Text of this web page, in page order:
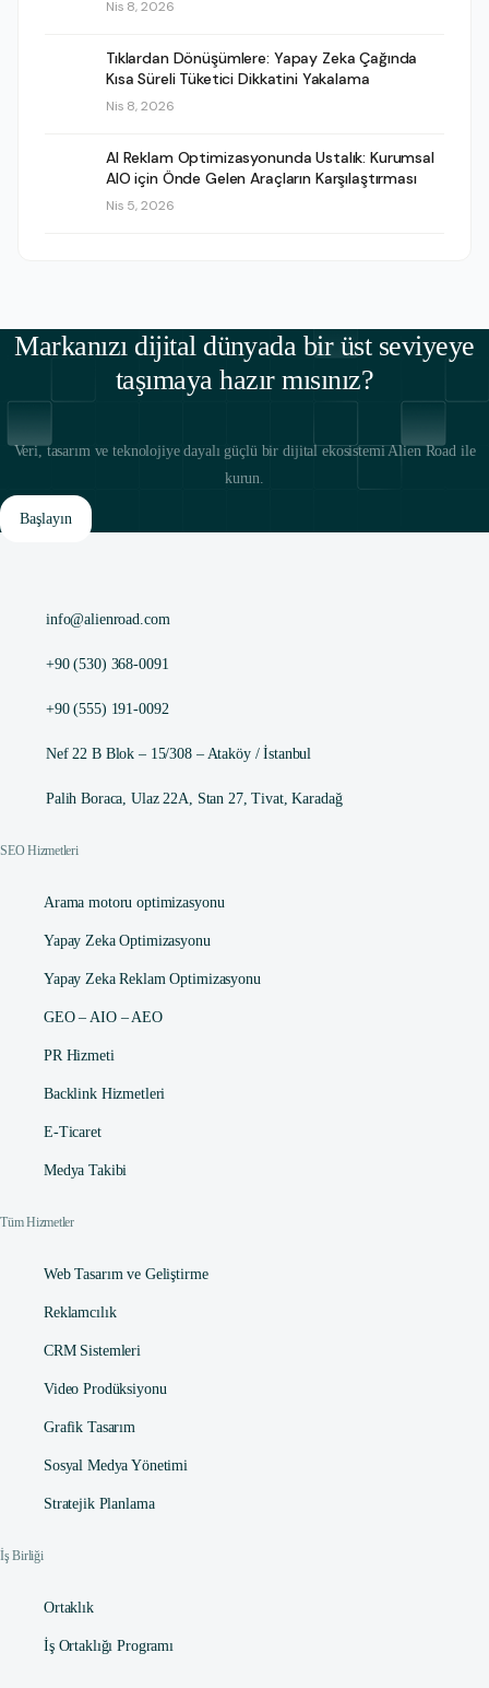
Nis 8, 2026
Tıklardan Dönüşümlere: Yapay Zeka Çağında
Kısa Süreli Tüketici Dikkatini Yakalama
Nis 8, 2026
AI Reklam Optimizasyonunda Ustalık: Kurumsal
AIO için Önde Gelen Araçların Karşılaştırması
Nis 5, 2026
Markanızı dijital dünyada bir üst seviyeye
taşımaya hazır mısınız?
Veri, tasarım ve teknolojiye dayalı güçlü bir dijital ekosistemi Alien Road ile
kurun.
Başlayın
info@alienroad.com
+90 (530) 368-0091
+90 (555) 191-0092
Nef 22 B Blok – 15/308 – Ataköy / İstanbul
Palih Boraca, Ulaz 22A, Stan 27, Tivat, Karadağ
SEO Hizmetleri
Arama motoru optimizasyonu
Yapay Zeka Optimizasyonu
Yapay Zeka Reklam Optimizasyonu
GEO – AIO – AEO
PR Hizmeti
Backlink Hizmetleri
E-Ticaret
Medya Takibi
Tüm Hizmetler
Web Tasarım ve Geliştirme
Reklamcılık
CRM Sistemleri
Video Prodüksiyonu
Grafik Tasarım
Sosyal Medya Yönetimi
Stratejik Planlama
İş Birliği
Ortaklık
İş Ortaklığı Programı